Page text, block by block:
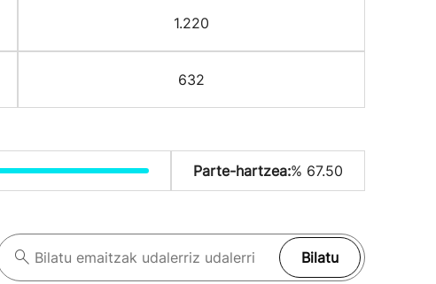
1.220
632
Parte-hartzea:% 67.50
Bilatu